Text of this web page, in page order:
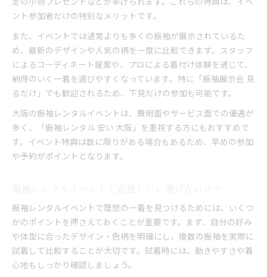
ント参加者だけの特別なメリットです。
また、イベントでは通常よりも多くの振袖が展示されているた
め、最新のデザインや人気の柄を一度に比較できます。スタッフ
によるコーディネート提案や、プロによる着付け体験を通じて、
納得のいく一着を選びやすくなっています。特に「振袖展示会 見
るだけ」でも歓迎されるため、下見だけの参加も可能です。
大阪の振袖レンタルイベントは、費用面やサービス面での優遇が
多く、「振袖レンタル 安い 大阪」を重視する方にもおすすめで
す。イベント特典は数に限りがある場合もあるため、早めの参加
や予約がポイントとなります。
振袖レンタルイベントで理想の一着を見つけるためには、いくつ
かのポイントを押さえておくことが重要です。まず、自分の好み
や体型に合ったデザイン・色柄を明確にし、複数の振袖を実際に
試着して比較することが大切です。試着時には、動きやすさや着
心地もしっかり確認しましょう。